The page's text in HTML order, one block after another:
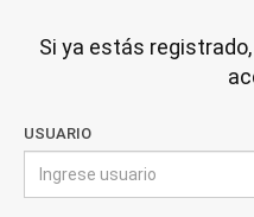
Si ya estás
USUARIO